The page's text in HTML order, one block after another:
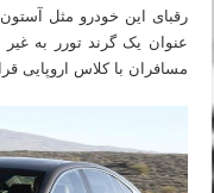
رقبای این خودرو مثل
عنوان یک گرند تورر به غیر
مسافران با کلاس اروپایی